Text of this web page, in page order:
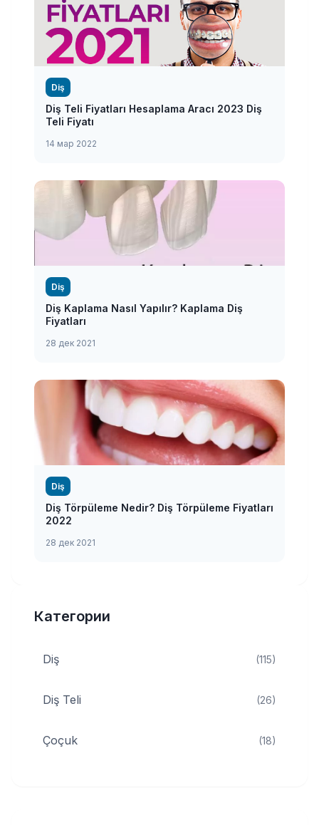
Diş
Diş Teli Fiyatları Hesaplama Aracı 2023 Diş
Teli Fiyatı
14 мар 2022
Diş
Diş Kaplama Nasıl Yapılır? Kaplama Diş
Fiyatları
28 дек 2021
Diş
Diş Törpüleme Nedir? Diş Törpüleme Fiyatları
2022
28 дек 2021
Категории
Diş (115)
Diş Teli (26)
Çoçuk (18)